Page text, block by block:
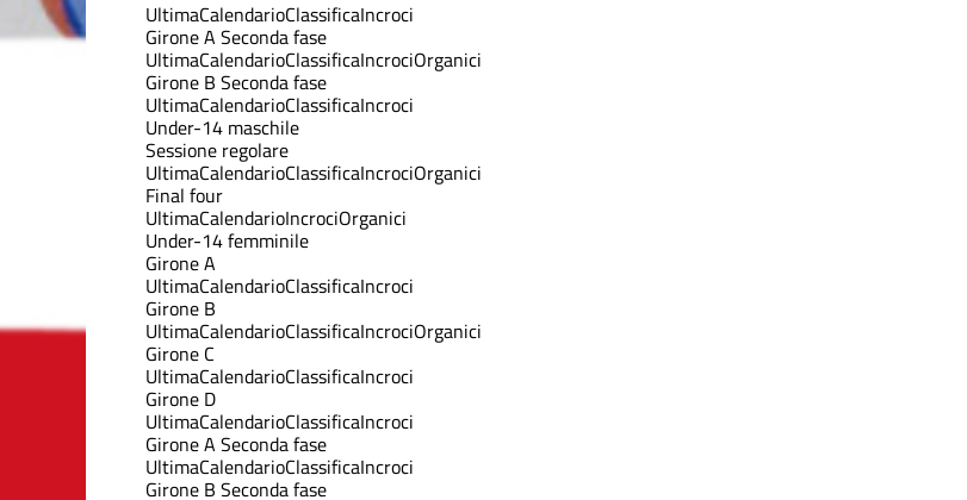
UltimaCalendarioClassificaIncroci
Girone A Seconda fase
UltimaCalendarioClassificaIncrociOrganici
Girone B Seconda fase
UltimaCalendarioClassificaIncroci
Under-14 maschile
Sessione regolare
UltimaCalendarioClassificaIncrociOrganici
Final four
UltimaCalendarioIncrociOrganici
Under-14 femminile
Girone A
UltimaCalendarioClassificaIncroci
Girone B
UltimaCalendarioClassificaIncrociOrganici
Girone C
UltimaCalendarioClassificaIncroci
Girone D
UltimaCalendarioClassificaIncroci
Girone A Seconda fase
UltimaCalendarioClassificaIncroci
Girone B Seconda fase